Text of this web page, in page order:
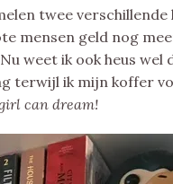
twee verschillende
mensen geld nog
weet ik ook heus wel
terwijl ik mijn koffer
can dream!